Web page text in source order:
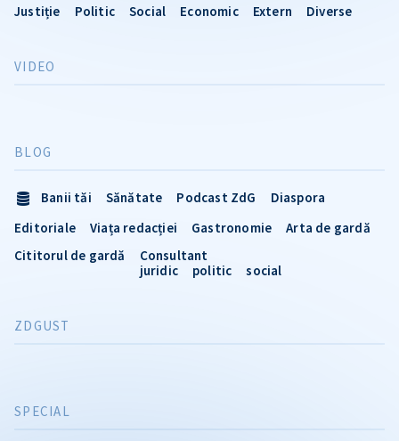
Justiție Politic Social Economic Extern Diverse
VIDEO
SPECIAL
BLOG
Banii tăi Sănătate Podcast ZdG
Diaspora
Editoriale
Viața redacției Gastronomie
Arta de gardă
Cititorul de gardă
Consultant
juridic
politic social
ZDGUST